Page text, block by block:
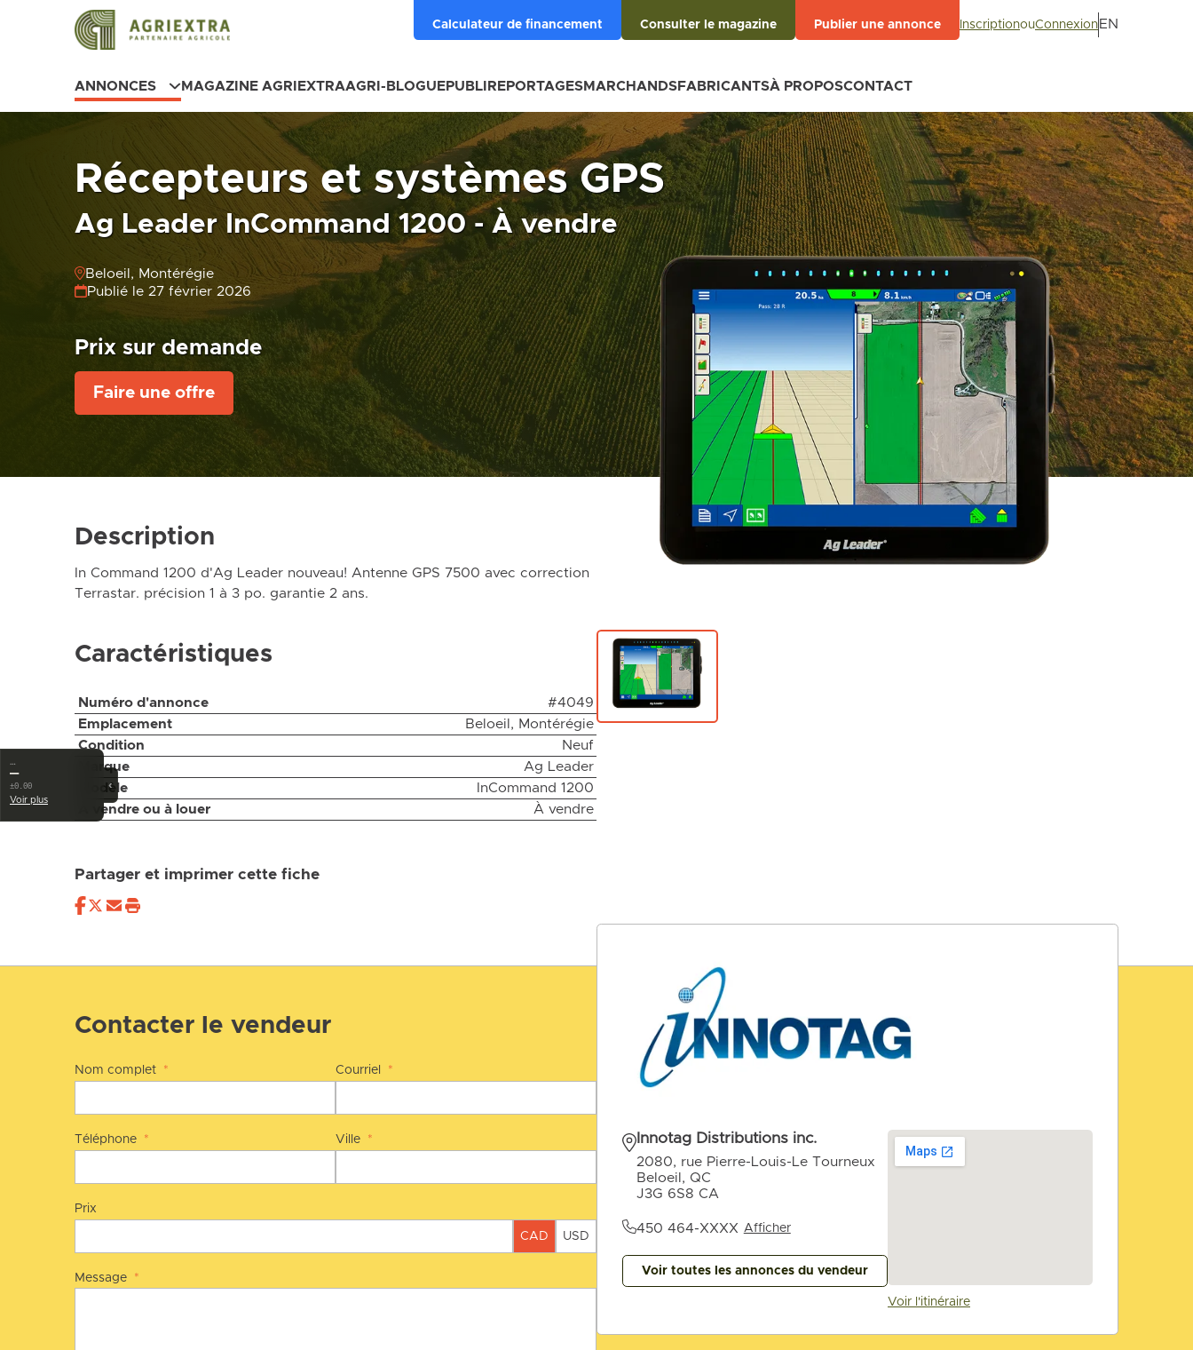
Calculateur de financement Consulter le magazine Publier une annonce InscriptionouConnexion EN
ANNONCES MAGAZINE AGRIEXTRAAGRI-BLOGUEPUBLIREPORTAGESMARCHANDSFABRICANTSÀ PROPOSCONTACT
Récepteurs et systèmes GPS
Ag Leader InCommand 1200 - À vendre
Beloeil, Montérégie
Publié le 27 février 2026
Prix sur demande
Faire une offre
Description
In Command 1200 d'Ag Leader nouveau! Antenne GPS 7500 avec correction
Terrastar. précision 1 à 3 po. garantie 2 ans.
Caractéristiques
Numéro d'annonce
#4049
Emplacement
Beloeil, Montérégie
Condition
Neuf
Marque
Ag Leader
Modèle
InCommand 1200
À vendre ou à louer
À vendre
Partager et imprimer cette fiche
Contacter le vendeur
Nom complet * Courriel *
Téléphone * Ville *
Prix
CAD USD
Message *
Innotag Distributions inc.
2080, rue Pierre-Louis-Le Tourneux
Beloeil, QC
J3G 6S8 CA
450 464-XXXX Afficher
Voir toutes les annonces du vendeur
Voir l'itinéraire
‹
…
—
±0.00
Voir plus